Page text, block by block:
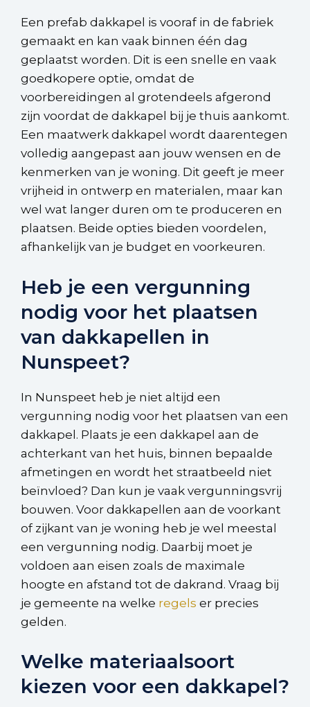
Een prefab dakkapel is vooraf in de fabriek
gemaakt en kan vaak binnen één dag
geplaatst worden. Dit is een snelle en vaak
goedkopere optie, omdat de
voorbereidingen al grotendeels afgerond
zijn voordat de dakkapel bij je thuis aankomt.
Een maatwerk dakkapel wordt daarentegen
volledig aangepast aan jouw wensen en de
kenmerken van je woning. Dit geeft je meer
vrijheid in ontwerp en materialen, maar kan
wel wat langer duren om te produceren en
plaatsen. Beide opties bieden voordelen,
afhankelijk van je budget en voorkeuren.
Heb je een vergunning
nodig voor het plaatsen
van dakkapellen in
Nunspeet?
In Nunspeet heb je niet altijd een
vergunning nodig voor het plaatsen van een
dakkapel. Plaats je een dakkapel aan de
achterkant van het huis, binnen bepaalde
afmetingen en wordt het straatbeeld niet
beïnvloed? Dan kun je vaak vergunningsvrij
bouwen. Voor dakkapellen aan de voorkant
of zijkant van je woning heb je wel meestal
een vergunning nodig. Daarbij moet je
voldoen aan eisen zoals de maximale
hoogte en afstand tot de dakrand. Vraag bij
je gemeente na welke regels er precies
gelden.
Welke materiaalsoort
kiezen voor een dakkapel?